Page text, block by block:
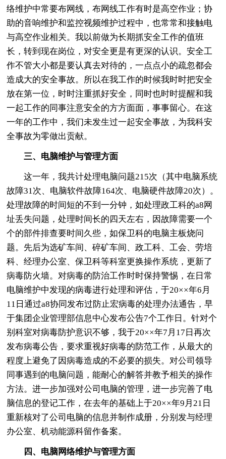
络维护中常要布网线，布网线工作有时是高空作业；协
助的音响维护和监控视频维护过程中，也常常和接触电
与高空作业相关。我以前做为长期抓安全工作的值班
长，转到现在岗位，对安全更是有更深的认识。安全工
作不管大小都是要认真去对待的，一点点小的疏忽都会
造成大的安全事故。所以在我工作的时候我时时把安全
放在第一位，时时注重抓好安全，同时也时时提醒和我
一起工作的同事注意安全的方方面面，事事留心。在这
一年的工作中，我们未发生过一起安全事故，为我科安
全事故为零做出贡献。
三、电脑维护与管理方面
这一年，我共计处理电脑问题215次（其中电脑系统
故障31次、电脑软件故障164次、电脑硬件故障20次）。
处理故障的时间短的不到一分钟，如处理政工科的a8网
址丢失问题，处理时间长的四天左右，因故障需要一个
个的部件排查要时间久些，如保卫科的电脑主板烧问
题。先后为选矿车间、碎矿车间、政工科、工会、劳培
科、经理办公室、保卫科等科室更换操作系统，更新了
病毒防火墙。对病毒的防治工作时时保持警惕，在日常
电脑维护中发现的病毒进行处理和评估，于20××年6月
11日通过a8协同发布过防止宏病毒的处理办法通告，早
于集团企业管理部信息中心发布公告7个工作日。针对个
别科室对病毒防护意识不够，我于20××年7月17日再次
发布病毒公告，要求重视好病毒的防范工作，从最大的
程度上避免了因病毒造成的不必要的损失。对公司领导
同事遇到的电脑问题，能耐心的解答并教予相关的操作
方法。进一步加强对公司电脑的管理，进一步完善了电
脑信息的登记工作，在去年的基础上于20××年9月21日
重新核对了公司电脑的信息并制作成册，分别发与经理
办公室、机动能源科留作备案。
四、电脑网络维护与管理方面